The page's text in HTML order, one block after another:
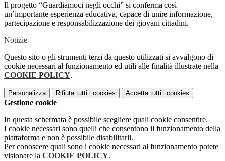
Il progetto “Guardiamoci negli occhi” si conferma così
un’importante esperienza educativa, capace di unire informazione,
partecipazione e responsabilizzazione dei giovani cittadini.
Notizie
Questo sito o gli strumenti terzi da questo utilizzati si avvalgono di
cookie necessari al funzionamento ed utili alle finalità illustrate nella
COOKIE POLICY.
Personalizza Rifiuta tutti i cookies Accetta tutti i cookies
Gestione cookie
In questa schermata è possibile scegliere quali cookie consentire.
I cookie necessari sono quelli che consentono il funzionamento della
piattaforma e non è possibile disabilitarli.
Per conoscere quali sono i cookie necessari al funzionamento potete
visionare la COOKIE POLICY.